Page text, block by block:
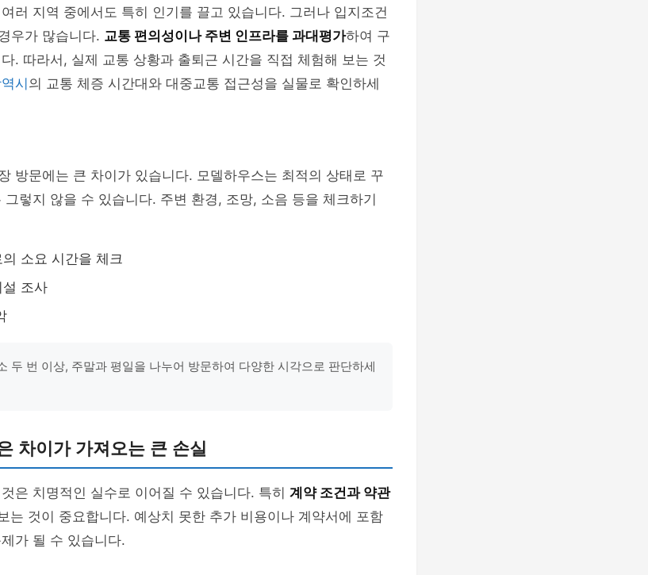
러 지역 중에서도 특히 인기를 끌고 있습니다. 그러나 입지조건
우가 많습니다. 교통 편의성이나 주변 인프라를 과대평가하여 구
. 따라서, 실제 교통 상황과 출퇴근 시간을 직접 체험해 보는 것
시 의 교통 체증 시간대와 대중교통 접근성을 실물로 확인하세
방문에는 큰 차이가 있습니다. 모델하우스는 최적의 상태로 꾸
렇지 않을 수 있습니다. 주변 환경, 조망, 소음 등을 체크하기
소요 시간을 체크
조사
두 번 이상, 주말과 평일을 나누어 방문하여 다양한 시각으로 판단하세
차이가 가져오는 큰 손실
은 치명적인 실수로 이어질 수 있습니다. 특히 계약 조건과 약관
는 것이 중요합니다. 예상치 못한 추가 비용이나 계약서에 포함
가 될 수 있습니다.